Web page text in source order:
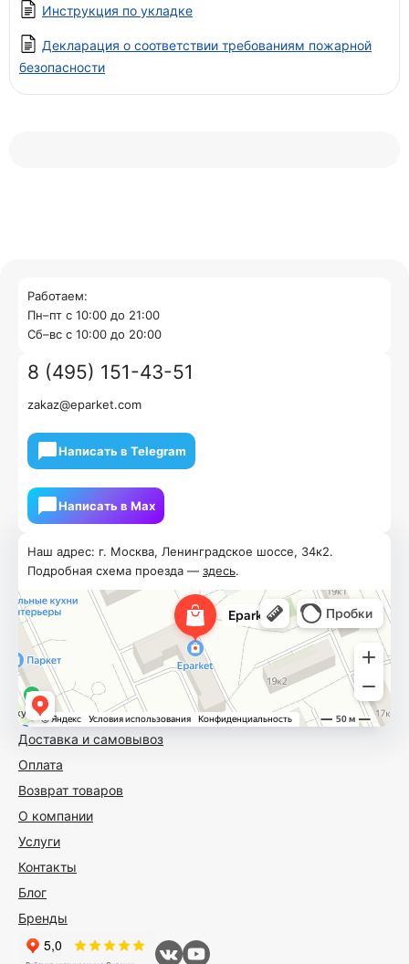
Инструкция по укладке
Декларация о соответствии требованиям пожарной
безопасности
Доставка и самовывоз
Оплата
Возврат товаров
О компании
Услуги
Контакты
Блог
Бренды
Наш адрес: г. Москва, Ленинградское шоссе, 34к2.
Подробная схема проезда — здесь.
Работаем:
Пн–пт с 10:00 до 21:00
Cб–вс с 10:00 до 20:00
8 (495) 151-43-51
zakaz@eparket.com
Написать в Telegram
Написать в Мах